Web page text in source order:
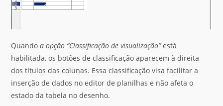
Quandoa opção “Classificação de visualização”está
habilitada, os botões de classificação aparecem à direita
dos títulos das colunas. Essa classificação visa facilitar a
inserção de dados no editor de planilhas e não afeta o
estado da tabela no desenho.